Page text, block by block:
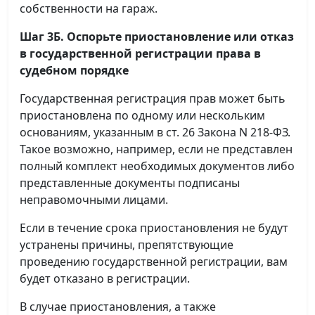
собственности на гараж.
Шаг 3Б. Оспорьте приостановление или отказ
в государственной регистрации права в
судебном порядке
Государственная регистрация прав может быть
приостановлена по одному или нескольким
основаниям, указанным в ст. 26 Закона N 218-ФЗ.
Такое возможно, например, если не представлен
полный комплект необходимых документов либо
представленные документы подписаны
неправомочными лицами.
Если в течение срока приостановления не будут
устранены причины, препятствующие
проведению государственной регистрации, вам
будет отказано в регистрации.
В случае приостановления, а также